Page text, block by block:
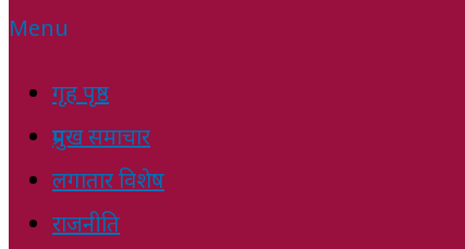
Menu
गृह पृष्ठ
प्रमुख समाचार
लगातार विशेष
राजनीति